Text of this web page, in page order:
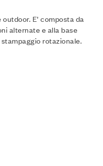
E’ composta da
alternate e alla base
rotazionale.